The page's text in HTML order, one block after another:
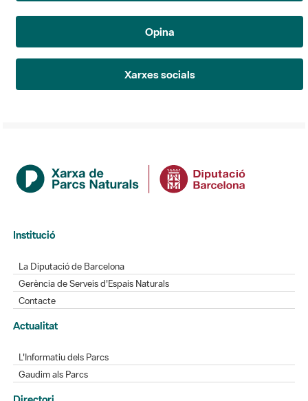
Opina
Xarxes socials
Institució
La Diputació de Barcelona
Gerència de Serveis d'Espais Naturals
Contacte
Actualitat
L'Informatiu dels Parcs
Gaudim als Parcs